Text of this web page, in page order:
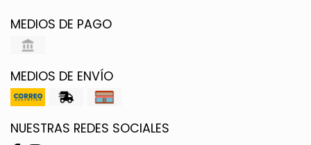
MEDIOS DE PAGO
MEDIOS DE ENVÍO
NUESTRAS REDES SOCIALES